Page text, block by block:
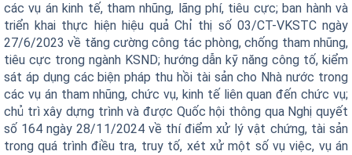
các vụ án kinh tế, tham nhũng, lãng phí, tiêu cực; ban hành và
triển khai thực hiện hiệu quả Chỉ thị số 03/CT-VKSTC ngày
27/6/2023 về tăng cường công tác phòng, chống tham nhũng,
tiêu cực trong ngành KSND; hướng dẫn kỹ năng công tố, kiểm
sát áp dụng các biện pháp thu hồi tài sản cho Nhà nước trong
các vụ án tham nhũng, chức vụ, kinh tế liên quan đến chức vụ;
chủ trì xây dựng trình và được Quốc hội thông qua Nghị quyết
số 164 ngày 28/11/2024 về thí điểm xử lý vật chứng, tài sản
trong quá trình điều tra, truy tố, xét xử một số vụ việc, vụ án